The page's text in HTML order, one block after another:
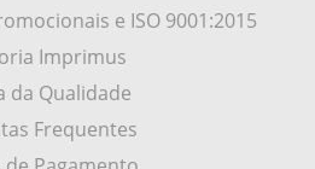
e ISO 9001:2015
Imprimus
da Qualidade
Frequentes